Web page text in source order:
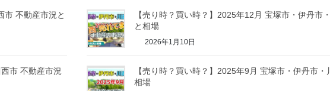
市 不動産市況と
【売り時？買い時？】2025年12月 宝塚市・伊丹市
と相場
2026年1月10日
市 不動産市況
【売り時？買い時？】2025年9月 宝塚市・伊丹市・
相場